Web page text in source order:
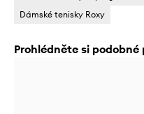
Dámské tenisky Roxy
Prohlédněte si